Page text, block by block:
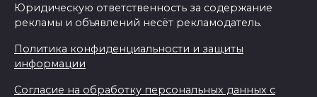
Юридическую ответственность за содержание
рекламы и объявлений несёт рекламодатель.
Политика конфиденциальности и защиты
информации
Согласие на обработку персональных данных с